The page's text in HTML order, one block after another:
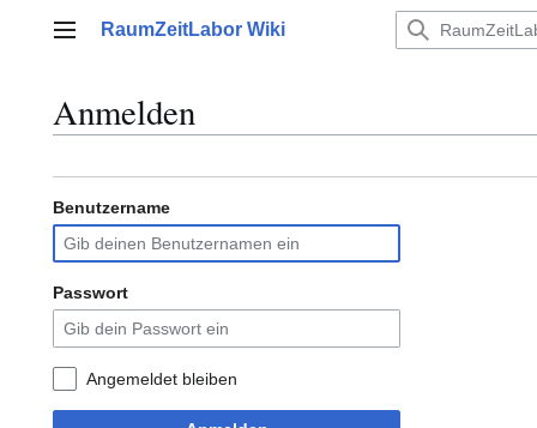
Hauptmenü
RaumZeitLabor Wiki
Anmelden
Benutzername
Passwort
Angemeldet bleiben